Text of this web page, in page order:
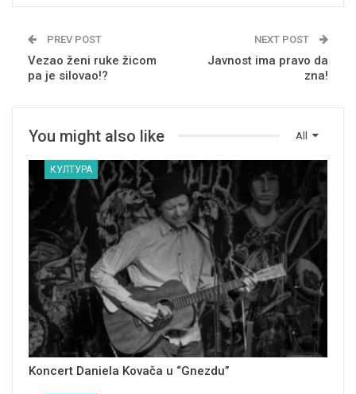
PREV POST
Vezao ženi ruke žicom
pa je silovao!?
NEXT POST
Javnost ima pravo da
zna!
All
You might also like
КУЛТУРА
Koncert Daniela Kovača u “Gnezdu”